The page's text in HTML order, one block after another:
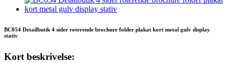
BC054 Detailbutik 4 sider roterende brochure folder plakat kort metal gulv display
stativ
Kort beskrivelse: